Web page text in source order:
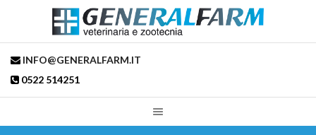
INFO@GENERALFARM.IT
0522 514251